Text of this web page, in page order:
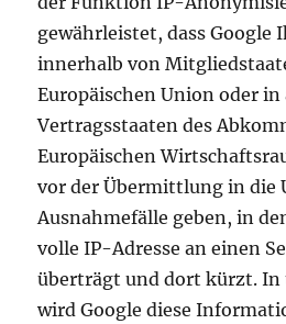
gewährleistet, dass Google
innerhalb von
Europäischen Union oder in
Vertragsstaaten des
Europäischen
vor der Übermittlung in die
Ausnahmefälle geben, in
volle IP-Adresse an einen
überträgt und dort kürzt. In
wird Google diese